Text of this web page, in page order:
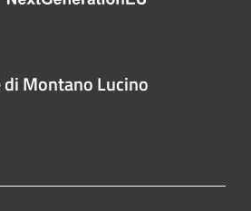
di Montano Lucino